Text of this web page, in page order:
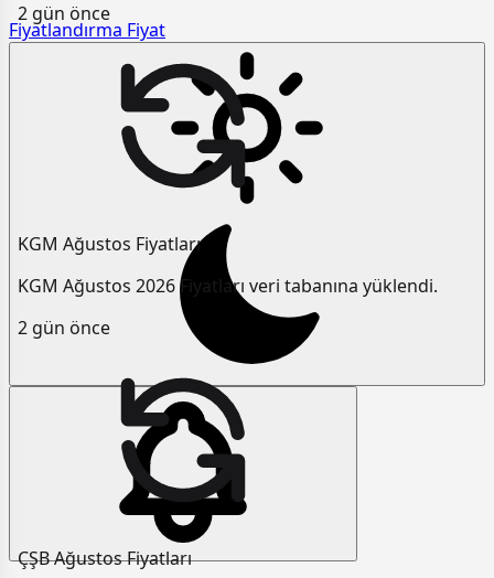
Fiyatlandırma Fiyat
2 gün önce
KGM Ağustos Fiyatları
KGM Ağustos 2026 Fiyatları veri tabanına yüklendi.
2 gün önce
ÇŞB Ağustos Fiyatları